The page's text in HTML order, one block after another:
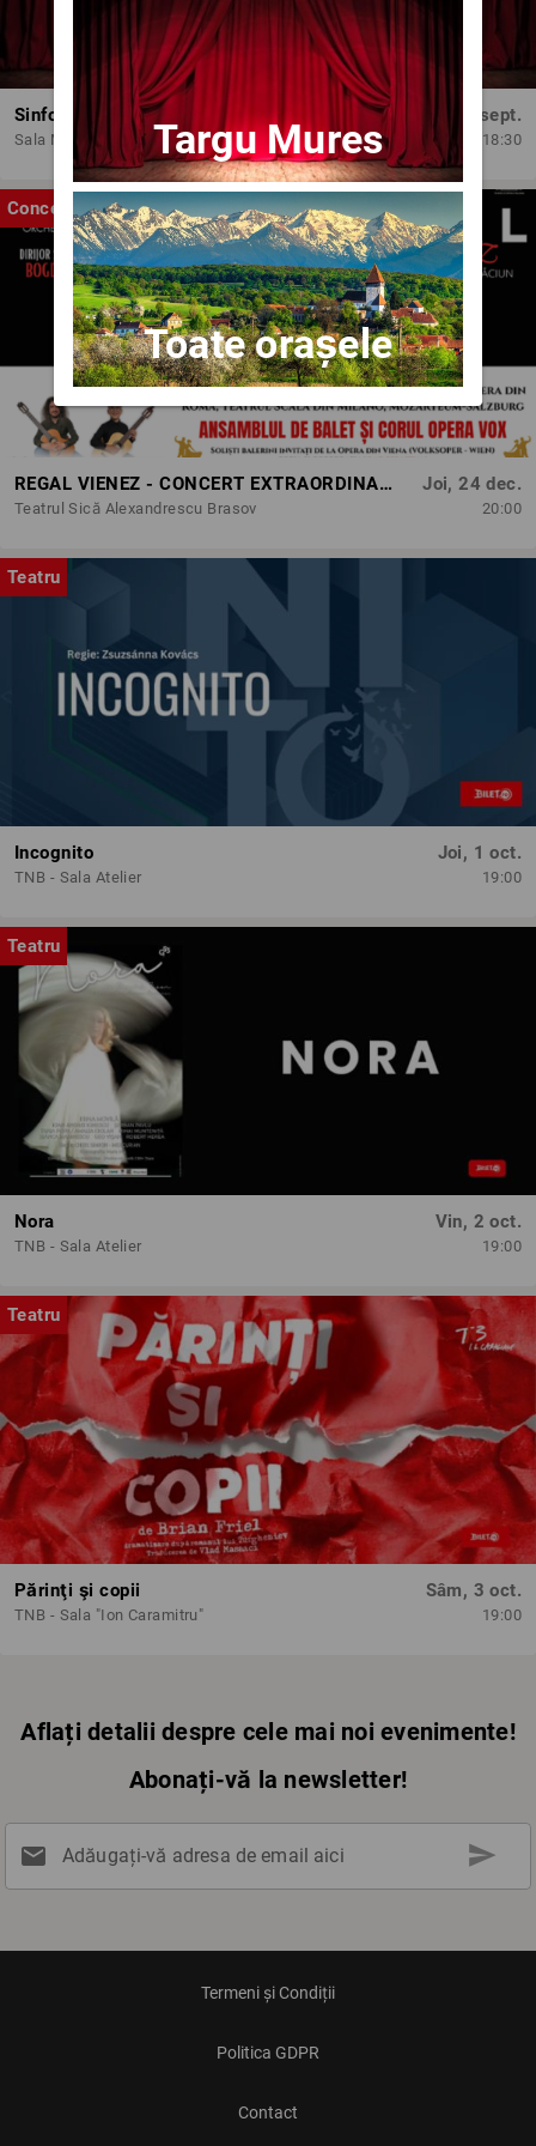
Sinfonia do Brasil - Concert dedicat Zilei Independenței Braziliei
Sala Mare ONB
Vin, 18 sept.
18:30
Concert
REGAL VIENEZ - CONCERT EXTRAORDINAR DE CRACIUN | BRASOV
Teatrul Sică Alexandrescu Brasov
Joi, 24 dec.
20:00
Teatru
Incognito
TNB - Sala Atelier
Joi, 1 oct.
19:00
Teatru
Nora
TNB - Sala Atelier
Vin, 2 oct.
19:00
Teatru
Părinţi şi copii
TNB - Sala "Ion Caramitru"
Sâm, 3 oct.
19:00
Aflați detalii despre cele mai noi evenimente!
Abonați-vă la newsletter!
mail Adăugați-vă adresa de email aici send
Termeni și Condiții
Politica GDPR
Contact
Targu Mures
Toate orașele